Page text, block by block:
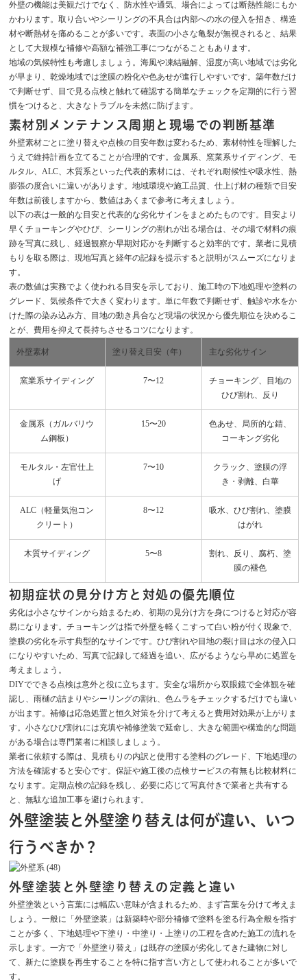
外壁の機能は美観だけでなく、防水性や通気、場合によっては断熱性能にもか
かわります。取り合いやシーリングの不具合は内部への水の侵入を招き、構造
材や断熱材を痛めることが多いです。表面の小さな亀裂が無視されると、結果
として大規模な補修や高額な補強工事につながることもあります。
地域の気候特性も考慮しましょう。海風や凍結融解、湿度が高い地域では劣化
が早まり、乾燥地域では塗膜の粉化や色あせが進行しやすいです。築年数だけ
で判断せず、目で見る点検と触れて確認する簡単なチェックを定期的に行う習
慣をつけると、大きなトラブルを未然に防げます。
素材別メンテナンス周期と現場での判断基準
外壁素材ごとに塗り替えや点検の目安年数は変わるため、素材特性を理解した
うえで維持計画を立てることが合理的です。金属系、窯業系サイディング、モ
ルタル、ALC、木質系といった代表的素材には、それぞれ耐候性や吸水性、熱
膨張の度合いに違いがあります。地域環境や施工品質、仕上げ材の種類で目安
年数は前後しますから、数値はあくまで参考に考えましょう。
以下の表は一般的な目安と代表的な劣化サインをまとめたものです。目安より
早くチョーキングやひび、シーリングの割れが出る場合は、その場で材料の痕
跡を写真に残し、経過観察か早期対応かを判断すると効率的です。業者に見積
もりを取る際は、現地写真と経年の記録を提示すると説明がスムーズになりま
す。
表の数値は実務でよく使われる目安を示しており、施工時の下地処理や塗料の
グレード、気候条件で大きく変わります。単に年数で判断せず、触診や水をか
けた際の染み込み方、目地の動き具合など現場の状況から優先順位を決めるこ
とが、費用を抑えて長持ちさせるコツになります。
外壁素材 塗り替え目安（年） 主な劣化サイン
窯業系サイディング 7〜12
チョーキング、目地の
ひび割れ、反り
金属系（ガルバリウ
ム鋼板）
15〜20
色あせ、局所的な錆、
コーキング劣化
モルタル・左官仕上
げ
7〜10
クラック、塗膜の浮
き・剥離、白華
ALC（軽量気泡コン
クリート）
8〜12
吸水、ひび割れ、塗膜
はがれ
木質サイディング 5〜8
割れ、反り、腐朽、塗
膜の褪色
初期症状の見分け方と対処の優先順位
劣化は小さなサインから始まるため、初期の見分け方を身につけると対応が容
易になります。チョーキングは指で外壁を軽くこすって白い粉が付く現象で、
塗膜の劣化を示す典型的なサインです。ひび割れや目地の裂け目は水の侵入口
になりやすいため、写真で記録して経過を追い、広がるようなら早めに処置を
考えましょう。
DIYでできる点検は意外と役に立ちます。安全な場所から双眼鏡で全体観を確
認し、雨樋の詰まりやシーリングの割れ、色ムラをチェックするだけでも違い
が出ます。補修は応急処置と恒久対策を分けて考えると費用対効果が上がりま
す。小さなひび割れには充填や補修塗装で延命し、大きな範囲や構造的な問題
がある場合は専門業者に相談しましょう。
業者に依頼する際は、見積もりの内訳と使用する塗料のグレード、下地処理の
方法を確認すると安心です。保証や施工後の点検サービスの有無も比較材料に
なります。定期点検の記録を残し、必要に応じて写真付きで業者と共有する
と、無駄な追加工事を避けられます。
外壁塗装と外壁塗り替えは何が違い、いつ
行うべきか？
外壁塗装と外壁塗り替えの定義と違い
外壁塗装という言葉には幅広い意味が含まれるため、まず言葉を分けて考えま
しょう。一般に「外壁塗装」は新築時や部分補修で塗料を塗る行為全般を指す
ことが多く、下地処理や下塗り・中塗り・上塗りの工程を含めた施工の流れを
示します。一方で「外壁塗り替え」は既存の塗膜が劣化してきた建物に対し
て、新たに塗膜を再生することを特に指す言い方として使われることが多いで
す。